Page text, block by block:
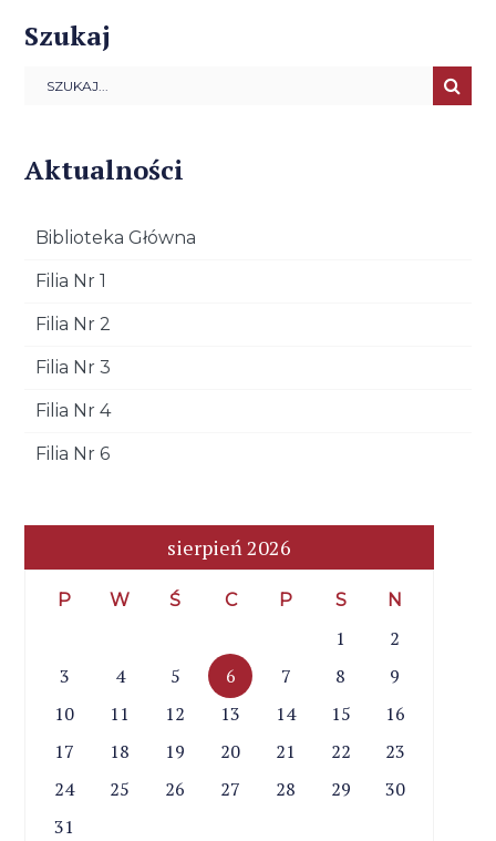
Szukaj
Aktualności
Biblioteka Główna
Filia Nr 1
Filia Nr 2
Filia Nr 3
Filia Nr 4
Filia Nr 6
sierpień 2026
P W Ś C P S N
1
2
3
4 5 6 7 8
9
10
11 12 13 14 15
16
17
18 19 20 21 22
23
24
25 26 27 28 29
30
31